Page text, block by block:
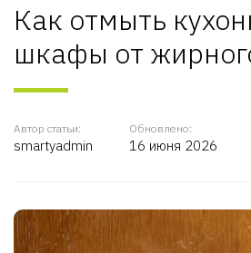
Как отмыть
шкафы от
Автор статьи:
smartyadmin
Обновлено:
16 июня 2026